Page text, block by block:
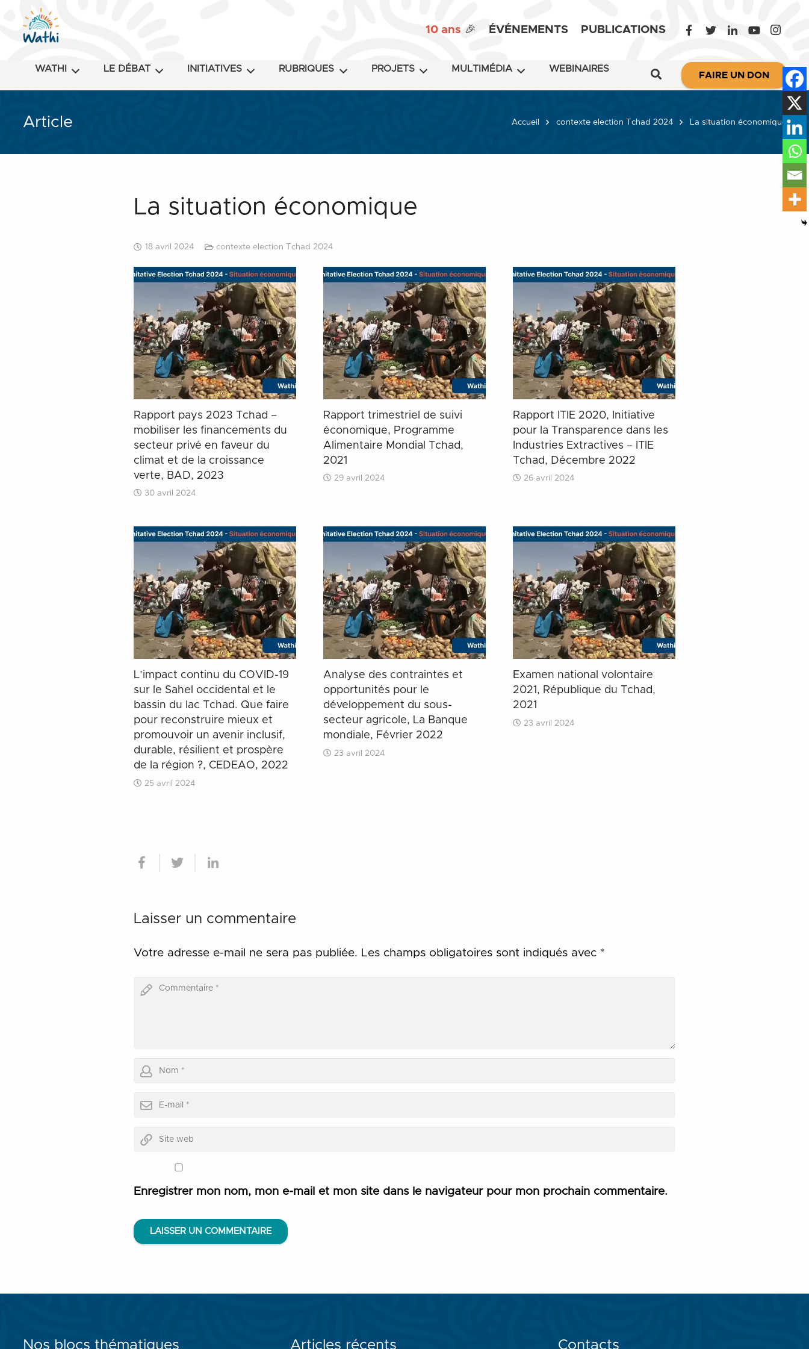
10 ans 🎉 ÉVÉNEMENTS PUBLICATIONS
WATHI LE DÉBAT INITIATIVES RUBRIQUES PROJETS MULTIMÉDIA WEBINAIRES
FAIRE UN DON
Article Accueil contexte election Tchad 2024 La situation économique
La situation économique
18 avril 2024 contexte election Tchad 2024
Rapport pays 2023 Tchad –
mobiliser les financements du
secteur privé en faveur du
climat et de la croissance
verte, BAD, 2023
30 avril 2024
Rapport trimestriel de suivi
économique, Programme
Alimentaire Mondial Tchad,
2021
29 avril 2024
Rapport ITIE 2020, Initiative
pour la Transparence dans les
Industries Extractives – ITIE
Tchad, Décembre 2022
26 avril 2024
L’impact continu du COVID-19
sur le Sahel occidental et le
bassin du lac Tchad. Que faire
pour reconstruire mieux et
promouvoir un avenir inclusif,
durable, résilient et prospère
de la région ?, CEDEAO, 2022
25 avril 2024
Analyse des contraintes et
opportunités pour le
développement du sous-
secteur agricole, La Banque
mondiale, Février 2022
23 avril 2024
Examen national volontaire
2021, République du Tchad,
2021
23 avril 2024
Laisser un commentaire
Votre adresse e-mail ne sera pas publiée. Les champs obligatoires sont indiqués avec *
Enregistrer mon nom, mon e-mail et mon site dans le navigateur pour mon prochain commentaire.
LAISSER UN COMMENTAIRE
Nos blocs thématiques Articles récents Contacts